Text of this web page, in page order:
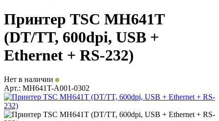
Принтер TSC MH641T
(DT/TT, 600dpi, USB +
Ethernet + RS-232)
Нет в наличии
Арт.: MH641T-A001-0302